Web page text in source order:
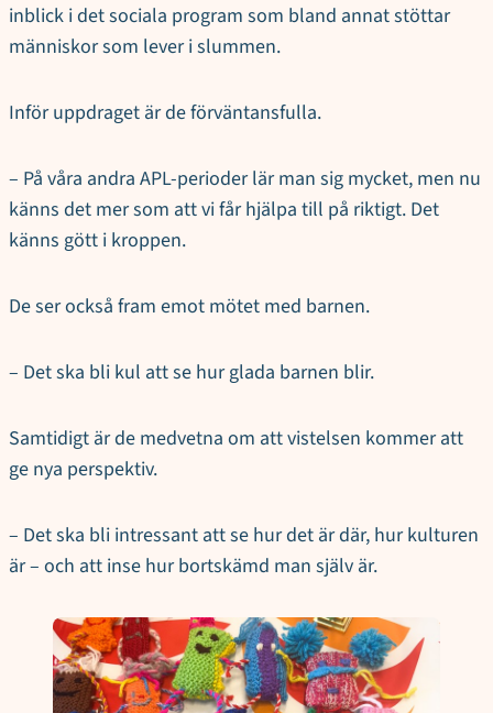
inblick i det sociala program som bland annat stöttar
människor som lever i slummen.
Inför uppdraget är de förväntansfulla.
– På våra andra APL-perioder lär man sig mycket, men nu
känns det mer som att vi får hjälpa till på riktigt. Det
känns gött i kroppen.
De ser också fram emot mötet med barnen.
– Det ska bli kul att se hur glada barnen blir.
Samtidigt är de medvetna om att vistelsen kommer att
ge nya perspektiv.
– Det ska bli intressant att se hur det är där, hur kulturen
är – och att inse hur bortskämd man själv är.